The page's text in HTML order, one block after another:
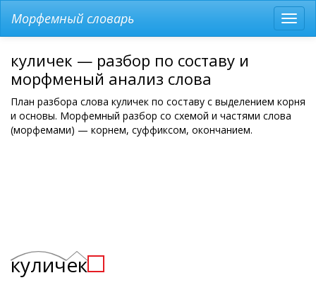
меню
Морфемный словарь
куличек — разбор по составу и
морфменый анализ слова
План разбора слова куличек по составу с выделением корня
и основы. Морфемный разбор со схемой и частями слова
(морфемами) — корнем, суффиксом, окончанием.
куличек